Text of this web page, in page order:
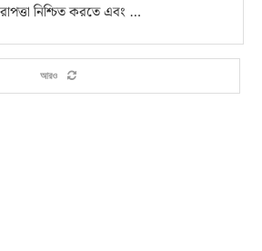
নিশ্চিত করতে এবং …
আরও